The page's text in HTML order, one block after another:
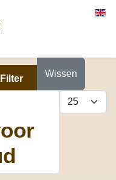
Filter
Wissen
Toon #